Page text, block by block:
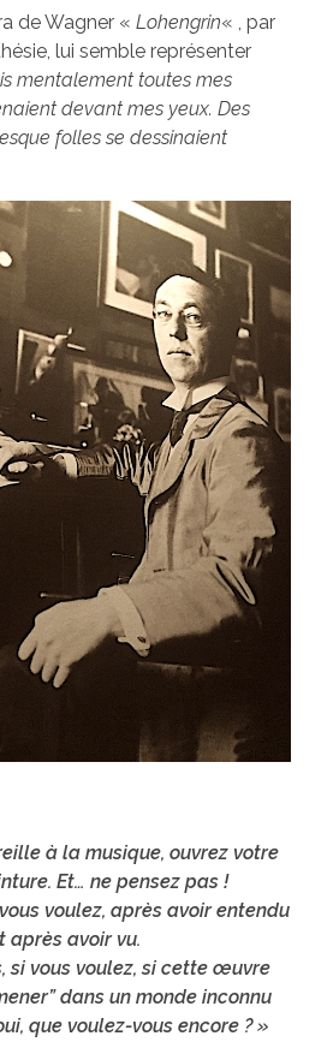
de Wagner « Lohengrin« , par
lui semble représenter
mentalement toutes mes
devant mes yeux. Des
folles se dessinaient
à la musique, ouvrez votre
Et… ne pensez pas !
voulez, après avoir entendu
après avoir vu.
si vous voulez, si cette œuvre
dans un monde inconnu
que voulez-vous encore ? »